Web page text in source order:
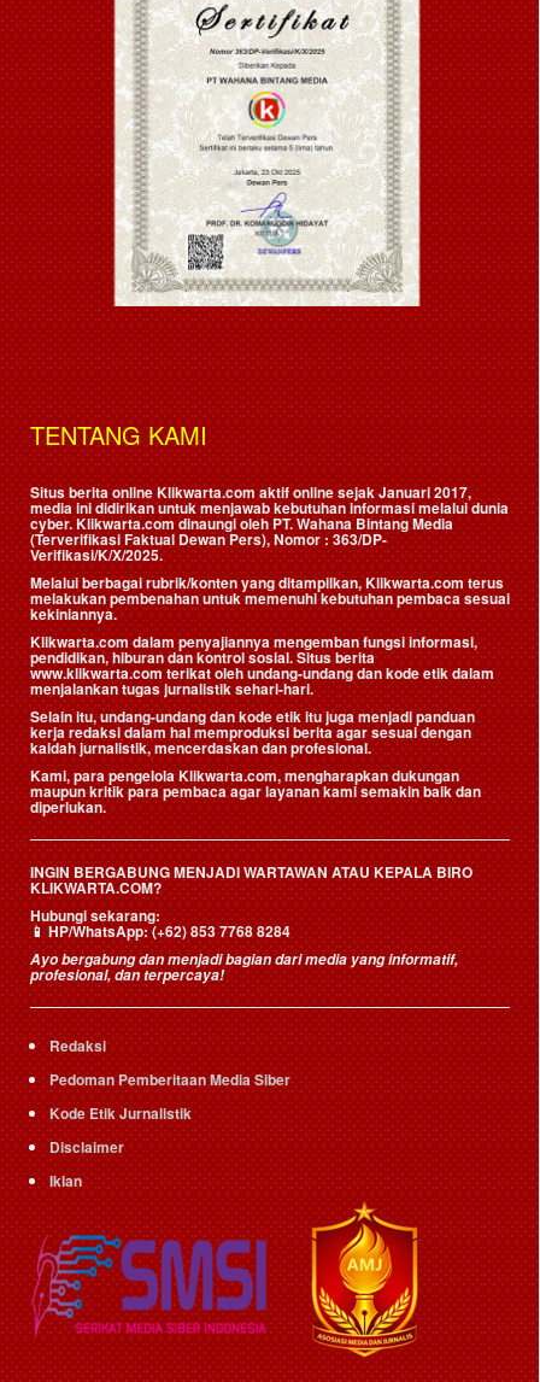
TENTANG KAMI
Situs berita online Klikwarta.com aktif online sejak Januari 2017,
media ini didirikan untuk menjawab kebutuhan informasi melalui dunia
cyber. Klikwarta.com dinaungi oleh PT. Wahana Bintang Media
(Terverifikasi Faktual Dewan Pers), Nomor : 363/DP-
Verifikasi/K/X/2025.
Melalui berbagai rubrik/konten yang ditampilkan, Klikwarta.com terus
melakukan pembenahan untuk memenuhi kebutuhan pembaca sesuai
kekiniannya.
Klikwarta.com dalam penyajiannya mengemban fungsi informasi,
pendidikan, hiburan dan kontrol sosial. Situs berita
www.klikwarta.com terikat oleh undang-undang dan kode etik dalam
menjalankan tugas jurnalistik sehari-hari.
Selain itu, undang-undang dan kode etik itu juga menjadi panduan
kerja redaksi dalam hal memproduksi berita agar sesuai dengan
kaidah jurnalistik, mencerdaskan dan profesional.
Kami, para pengelola Klikwarta.com, mengharapkan dukungan
maupun kritik para pembaca agar layanan kami semakin baik dan
diperlukan.
INGIN BERGABUNG MENJADI WARTAWAN ATAU KEPALA BIRO
KLIKWARTA.COM?
Hubungi sekarang:
📱HP/WhatsApp:(+62) 853 7768 8284
Ayo bergabung dan menjadi bagian dari media yang informatif,
profesional, dan terpercaya!
Redaksi
Pedoman Pemberitaan Media Siber
Kode Etik Jurnalistik
Disclaimer
Iklan